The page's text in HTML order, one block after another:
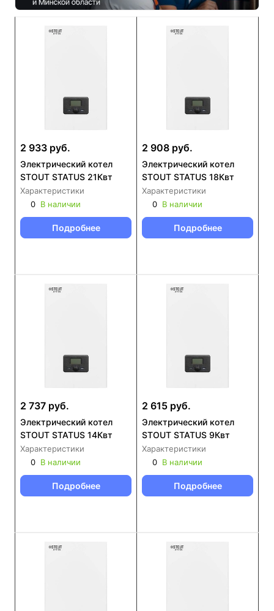
2 933 руб.
Электрический котел
STOUT STATUS 21Квт
Характеристики
0 В наличии
Подробнее
2 908 руб.
Электрический котел
STOUT STATUS 18Квт
Характеристики
0 В наличии
Подробнее
2 737 руб.
Электрический котел
STOUT STATUS 14Квт
Характеристики
0 В наличии
Подробнее
2 615 руб.
Электрический котел
STOUT STATUS 9Квт
Характеристики
0 В наличии
Подробнее